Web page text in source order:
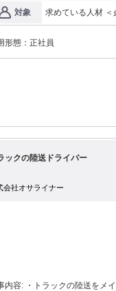
石油製品を積み込み、県内およ
ア】 青森県内全域および秋
す。 ※1日の配送件数：1～3
ールで安全運転に集中できます。 ～入社後の流れ～ 入社後はま
の手順、配送ルートなどを
万円）、3ヶ月ごとの「頑張
ます。休日出勤手当や通勤
いキャリアを築きたい」そ
65歳以上のシニア層も現役
せん。未経験スタートの先輩
をお迎えします。
3000円～5000円/日 ・通勤手当
が安定します！ （
対象
求めている人材
応募も歓迎！】
形態： 正社員
ックの陸送ドライバー
会社オサライナー
メインとしたお仕事になります！ 主に県内の回送